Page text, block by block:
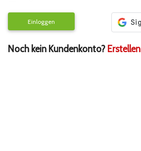
Einloggen
Noch kein Kundenkonto? Erstellen